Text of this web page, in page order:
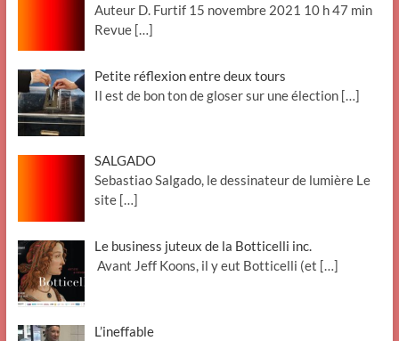
Auteur D. Furtif 15 novembre 2021 10 h 47 min
Revue […]
Petite réflexion entre deux tours
Il est de bon ton de gloser sur une élection […]
SALGADO
Sebastiao Salgado, le dessinateur de lumière Le
site […]
Le business juteux de la Botticelli inc.
Avant Jeff Koons, il y eut Botticelli (et […]
L’ineffable